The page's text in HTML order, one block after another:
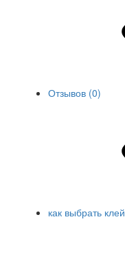
Отзывов (0)
как выбрать клей